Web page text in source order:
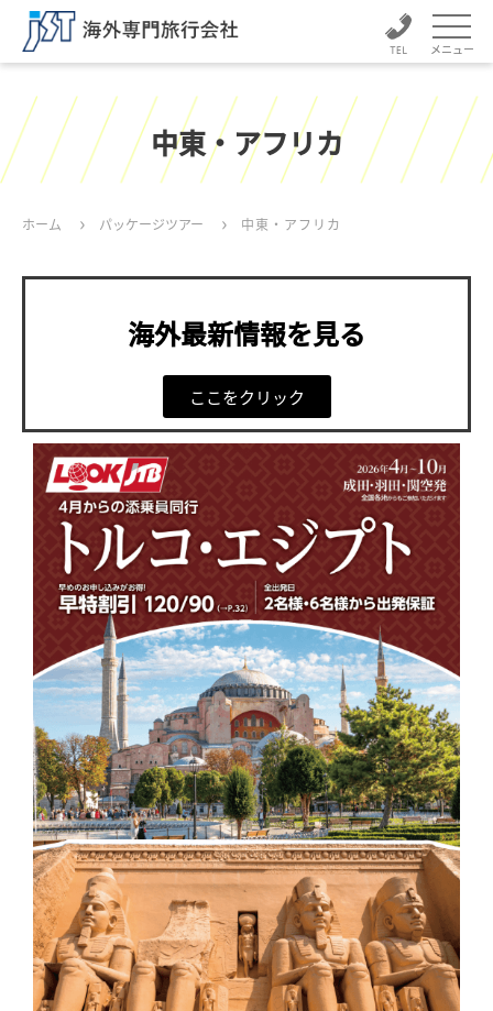
メニュー
中東・アフリカ
ホーム パッケージツアー 中東・アフリカ
海外最新情報を見る
ここをクリック